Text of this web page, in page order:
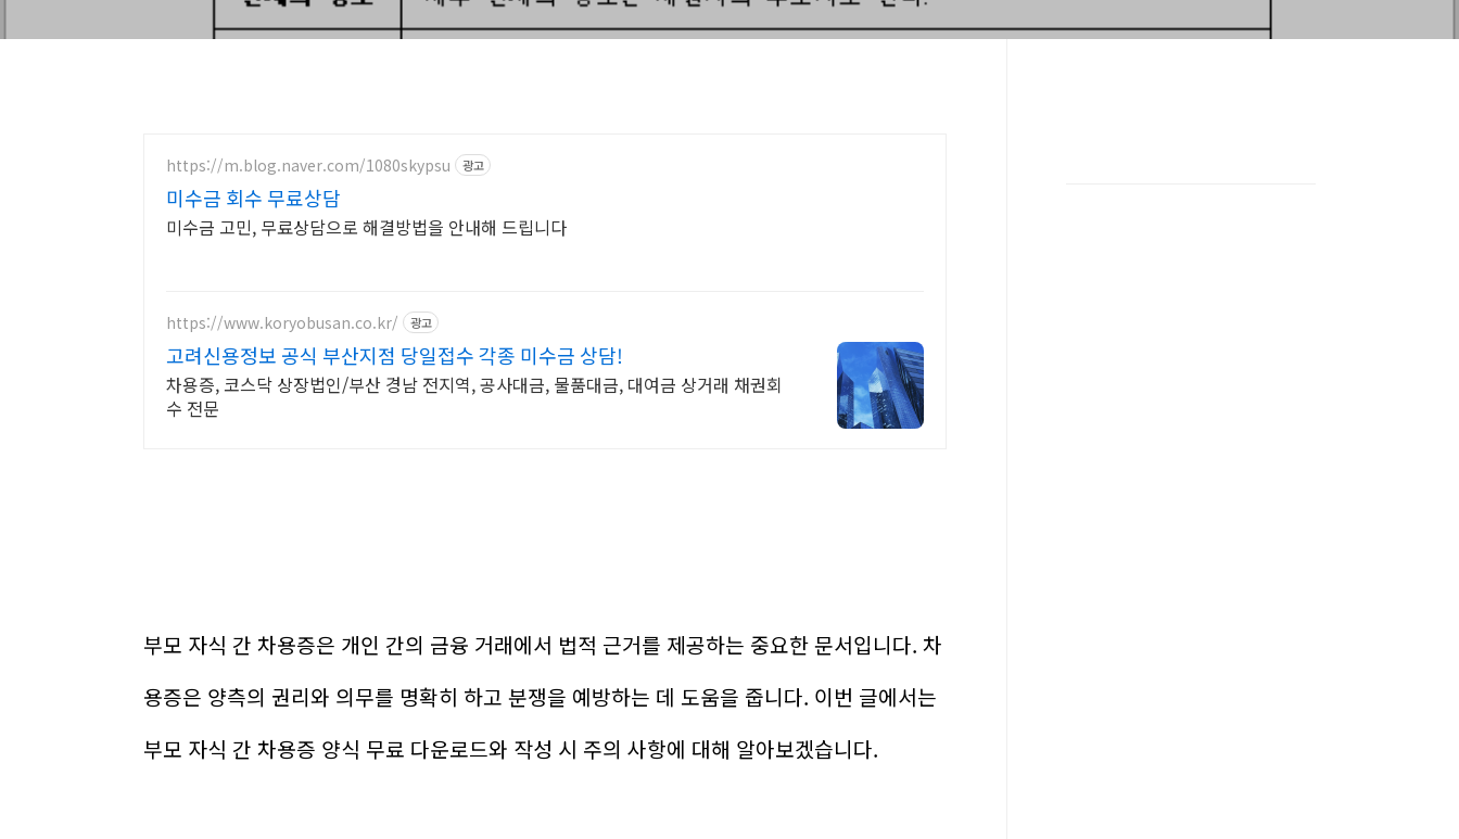
https://m.blog.naver.com/1080skypsu 광고
미수금 회수 무료상담
미수금 고민, 무료상담으로 해결방법을 안내해 드립니다
https://www.koryobusan.co.kr/ 광고
고려신용정보 공식 부산지점 당일접수 각종 미수금 상담!
차용증, 코스닥 상장법인/부산 경남 전지역, 공사대금, 물품대금, 대여금 상거래 채권회
수 전문
부모 자식 간 차용증은 개인 간의 금융 거래에서 법적 근거를 제공하는 중요한 문서입니다. 차
용증은 양측의 권리와 의무를 명확히 하고 분쟁을 예방하는 데 도움을 줍니다. 이번 글에서는
부모 자식 간 차용증 양식 무료 다운로드와 작성 시 주의 사항에 대해 알아보겠습니다.